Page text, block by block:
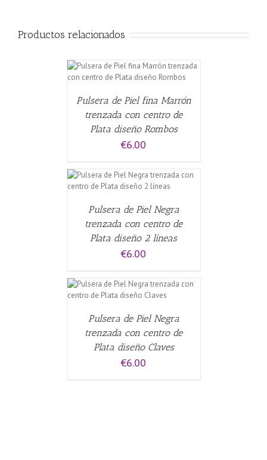
Productos relacionados
Pulsera de Piel fina Marrón
trenzada con centro de
Plata diseño Rombos
€6.00
Pulsera de Piel Negra
trenzada con centro de
Plata diseño 2 líneas
€6.00
Pulsera de Piel Negra
trenzada con centro de
Plata diseño Claves
€6.00